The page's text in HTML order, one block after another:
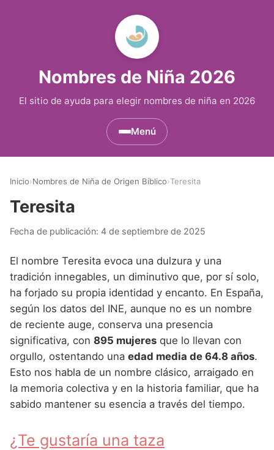
Nombres de Niña 2026
El sitio de ayuda para elegir nombres de niña en 2026
Menú
Nombres de Niña que empiezan por D
Nombres de Niña que empiezan por E
Nombres de Niña que empiezan por F
Nombres de Niña que empiezan por G
Nombres de Niña que empiezan por H
Nombres de Niña que empiezan por I
Nombres de Niña que empiezan por J
Nombres de Niña que empiezan por K
Nombres de Niña Griegos
Nombres de Niña Mitológicos
Nombres de Niña Romanos
Nombres de Niña Americanos
Nombres de Niña Chinos
Nombres de Niña Hispanoamericanos
Nombres de Niña Ingleses
Nombres de Niña Italianos
Nombres de Niña Judios
Nombres de Niña Andaluces
Nombres de Niña Aragoneses
Nombres de Niña Asturianos
Nombres de Niña Baleares
Nombres de Niña Canarios
Nombres de Niña Cantabros
Nombres de Niña Catalanes
Buscar
Inicio›Nombres de Niña de Origen Bíblico›Teresita
Teresita
Fecha de publicación: 4 de septiembre de 2025
El nombre Teresita evoca una dulzura y una
tradición innegables, un diminutivo que, por sí solo,
ha forjado su propia identidad y encanto. En España,
según los datos del INE, aunque no es un nombre
de reciente auge, conserva una presencia
significativa, con 895 mujeres que lo llevan con
orgullo, ostentando una edad media de 64.8 años.
Esto nos habla de un nombre clásico, arraigado en
la memoria colectiva y en la historia familiar, que ha
sabido mantener su esencia a través del tiempo.
¿Te gustaría una taza